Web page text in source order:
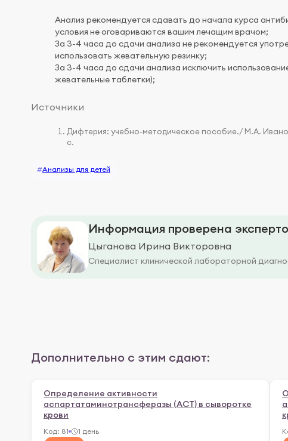
Анализ рекомендуется сдавать до начала курса
условия не оговариваются вашим лечащим врачом;
За 3-4 часа до сдачи анализа не рекомендуется
использовать жевательную резинку;
За 3-4 часа до сдачи анализа исключить
жевательные таблетки);
Источники
Дифтерия: учебно-методическое пособие./ М.А.
с.
#Анализы для детей
Информация проверена
Цыганова Ирина Викторовна
Специалист клинической лабораторной
Дополнительно с этим сдают:
Определение активности
аспартатаминотрансферазы (АСТ) в сыворотке
крови
Код: 81 1 день